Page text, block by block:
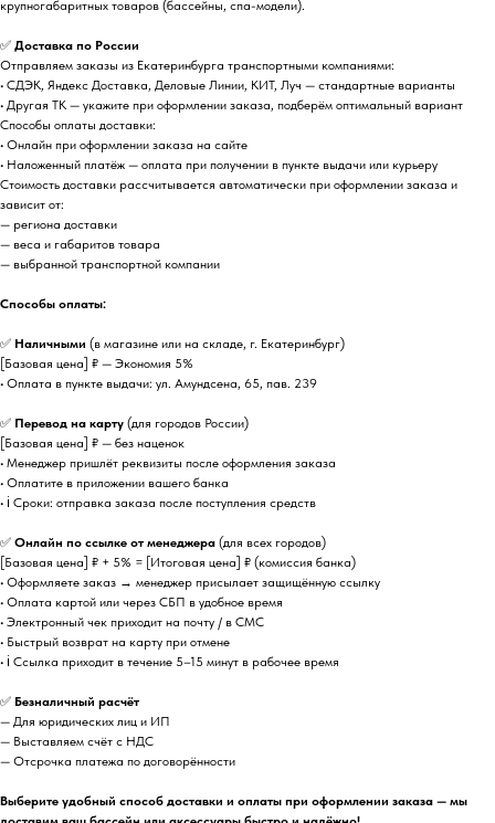
крупногабаритных товаров (бассейны, спа-модели).
✅ Доставка по России
Отправляем заказы из Екатеринбурга транспортными компаниями:
• СДЭК, Яндекс Доставка, Деловые Линии, КИТ, Луч — стандартные варианты
• Другая ТК — укажите при оформлении заказа, подберём оптимальный вариант
Способы оплаты доставки:
• Онлайн при оформлении заказа на сайте
• Наложенный платёж — оплата при получении в пункте выдачи или курьеру
Стоимость доставки рассчитывается автоматически при оформлении заказа и
зависит от:
— региона доставки
— веса и габаритов товара
— выбранной транспортной компании
Способы оплаты:
✅ Наличными (в магазине или на складе, г. Екатеринбург)
[Базовая цена] ₽ — Экономия 5%
• Оплата в пункте выдачи: ул. Амундсена, 65, пав. 239
✅ Перевод на карту (для городов России)
[Базовая цена] ₽ — без наценок
• Менеджер пришлёт реквизиты после оформления заказа
• Оплатите в приложении вашего банка
• ℹ️ Сроки: отправка заказа после поступления средств
✅ Онлайн по ссылке от менеджера (для всех городов)
[Базовая цена] ₽ + 5% = [Итоговая цена] ₽ (комиссия банка)
• Оформляете заказ → менеджер присылает защищённую ссылку
• Оплата картой или через СБП в удобное время
• Электронный чек приходит на почту / в СМС
• Быстрый возврат на карту при отмене
• ℹ️ Ссылка приходит в течение 5–15 минут в рабочее время
✅ Безналичный расчёт
— Для юридических лиц и ИП
— Выставляем счёт с НДС
— Отсрочка платежа по договорённости
Выберите удобный способ доставки и оплаты при оформлении заказа — мы